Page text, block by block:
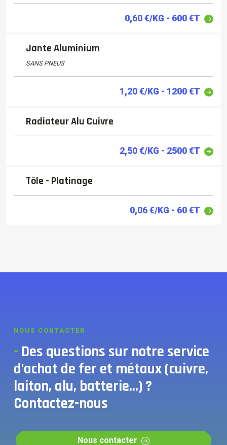
0,60 €/KG - 600 €T
Jante Aluminium
SANS PNEUS
1,20 €/KG - 1200 €T
Radiateur Alu Cuivre
2,50 €/KG - 2500 €T
Tôle - Platinage
0,06 €/KG - 60 €T
NOUS CONTACTER
- Des questions sur notre service
d'achat de fer et métaux (cuivre,
laiton, alu, batterie...) ?
Contactez-nous
Nous contacter